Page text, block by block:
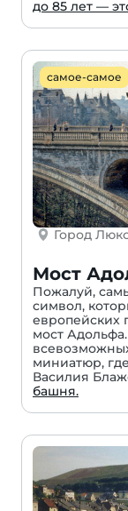
до 85 лет —
самое-самое
Город
Мост
Пожалуй,
символ,
европейских
мост
миниатюр,
Василия
башня.